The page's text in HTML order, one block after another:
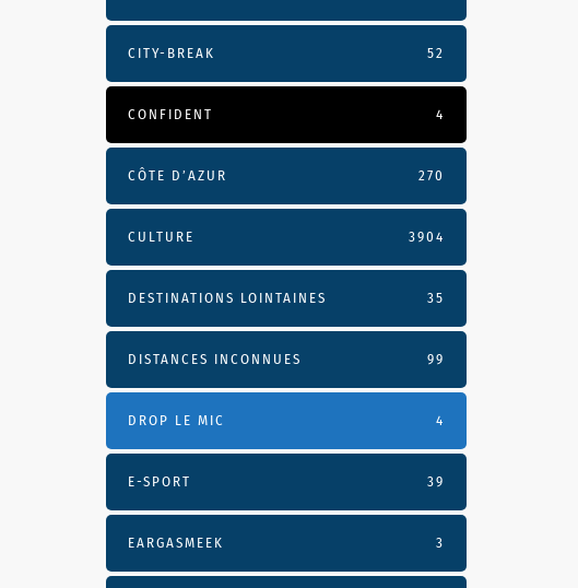
CITY-BREAK 52
CONFIDENT 4
CÔTE D’AZUR 270
CULTURE 3904
DESTINATIONS LOINTAINES 35
DISTANCES INCONNUES 99
DROP LE MIC 4
E-SPORT 39
EARGASMEEK 3